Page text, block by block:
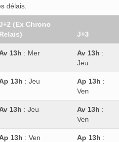
délais.
(Ex Chrono
Relais)
J+3
Av 13h : Mer Av 13h :
Jeu
13h : Jeu Ap 13h :
Ven
Av 13h : Jeu Av 13h :
Ven
13h : Ven Ap 13h :